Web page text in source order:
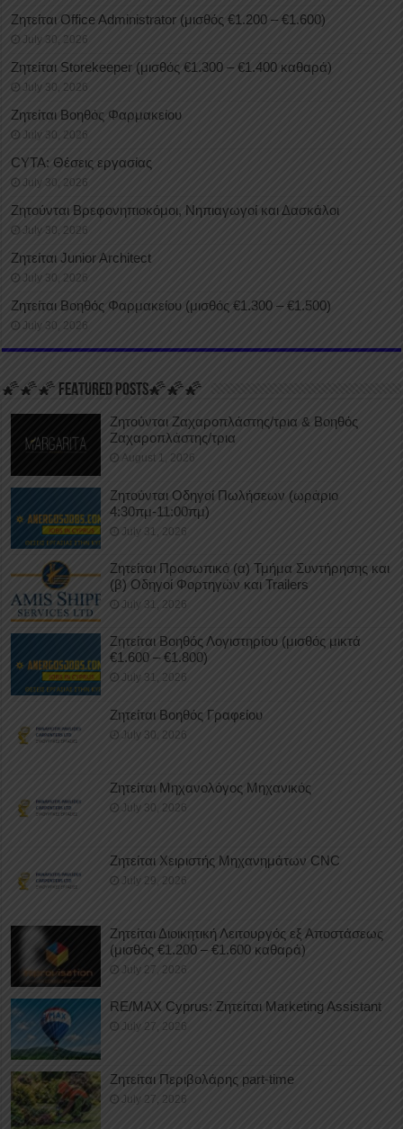
Ζητείται Office Administrator (μισθός €1.200 – €1.600)
July 30, 2026
Ζητείται Storekeeper (μισθός €1.300 – €1.400 καθαρά)
July 30, 2026
Ζητείται Βοηθός Φαρμακείου
July 30, 2026
CYTA: Θέσεις εργασίας
July 30, 2026
Ζητούνται Βρεφονηπιοκόμοι, Νηπιαγωγοί και Δασκάλοι
July 30, 2026
Ζητείται Junior Architect
July 30, 2026
Ζητείται Βοηθός Φαρμακείου (μισθός €1.300 – €1.500)
July 30, 2026
🌠🌠🌠 FEATURED POSTS🌠🌠🌠
Ζητούνται Ζαχαροπλάστης/τρια & Βοηθός
Ζαχαροπλάστης/τρια
August 1, 2026
Ζητούνται Οδηγοί Πωλήσεων (ωράριο
4:30πμ-11:00πμ)
July 31, 2026
Ζητείται Προσωπικό (α) Τμήμα Συντήρησης και
(β) Οδηγοί Φορτηγών και Trailers
July 31, 2026
Ζητείται Βοηθός Λογιστηρίου (μισθός μικτά
€1.600 – €1.800)
July 31, 2026
Ζητείται Βοηθός Γραφείου
July 30, 2026
Ζητείται Μηχανολόγος Μηχανικός
July 30, 2026
Ζητείται Χειριστής Μηχανημάτων CNC
July 29, 2026
Ζητείται Διοικητική Λειτουργός εξ Αποστάσεως
(μισθός €1.200 – €1.600 καθαρά)
July 27, 2026
RE/MAX Cyprus: Ζητείται Marketing Assistant
July 27, 2026
Ζητείται Περιβολάρης part-time
July 27, 2026